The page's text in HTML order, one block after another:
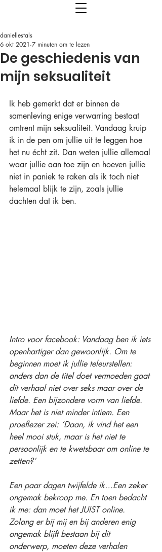
De geschiedenis van
mijn seksualiteit
daniellestals
6 okt 2021 7 minuten om te lezen
Ik heb gemerkt dat er binnen de
samenleving enige verwarring bestaat
omtrent mijn seksualiteit. Vandaag kruip
ik in de pen om jullie uit te leggen hoe
het nu écht zit. Dan weten jullie allemaal
waar jullie aan toe zijn en hoeven jullie
niet in paniek te raken als ik toch niet
helemaal blijk te zijn, zoals jullie
dachten dat ik ben.
Intro voor facebook: Vandaag ben ik iets
openhartiger dan gewoonlijk. Om te
beginnen moet ik jullie teleurstellen:
anders dan de titel doet vermoeden gaat
dit verhaal niet over seks maar over de
liefde. Een bijzondere vorm van liefde.
Maar het is niet minder intiem. Een
proeflezer zei: ‘Daan, ik vind het een
heel mooi stuk, maar is het niet te
persoonlijk en te kwetsbaar om online te
zetten?’
Een paar dagen twijfelde ik…Een zeker
ongemak bekroop me. En toen bedacht
ik me: dan moet het JUIST online.
Zolang er bij mij en bij anderen enig
ongemak blijft bestaan bij dit
onderwerp, moeten deze verhalen